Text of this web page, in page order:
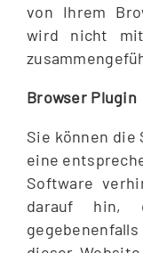
von Ihrem
wird nicht
Browser Plugin
Sie können die
eine
Software
darauf hin,